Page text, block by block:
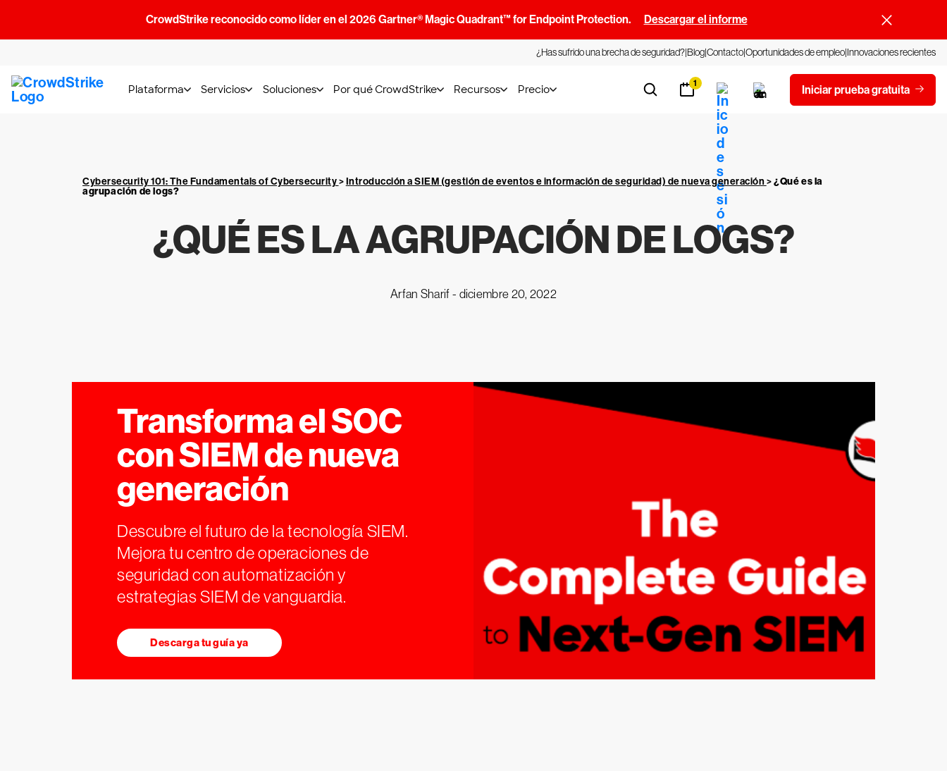
CrowdStrike reconocido como líder en el 2026 Gartner® Magic Quadrant™ for Endpoint Protection. Descargar el informe
¿Has sufrido una brecha de seguridad?BlogContactoOportunidades de empleo Innovaciones recientes
Plataforma Servicios Soluciones Por qué CrowdStrike Recursos Precio 1 Iniciar prueba gratuita
Cybersecurity 101: The Fundamentals of Cybersecurity>Introducción a SIEM (gestión de eventos e información de seguridad) de nueva generación>¿Qué es la
agrupación de logs?
¿QUÉ ES LA AGRUPACIÓN DE LOGS?
Arfan Sharif - diciembre 20, 2022
Transforma el SOC
con SIEM de nueva
generación
Descubre el futuro de la tecnología SIEM.
Mejora tu centro de operaciones de
seguridad con automatización y
estrategias SIEM de vanguardia.
Descarga tu guía ya